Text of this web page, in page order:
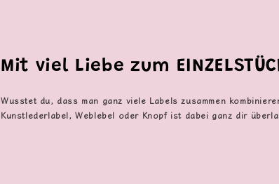
Mit viel Liebe zum
Wusstet du, dass man ganz viele Labels zusammen
Kunstlederlabel, Weblebel oder Knopf ist dabei ganz dir